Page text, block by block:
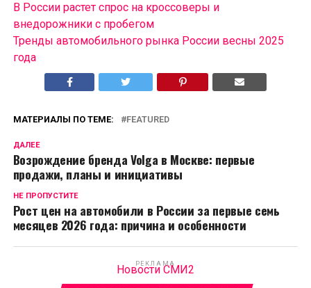
В России растет спрос на кроссоверы и
внедорожники с пробегом
Тренды автомобильного рынка России весны 2025
года
МАТЕРИАЛЫ ПО ТЕМЕ: FEATURED
ДАЛЕЕ
Возрождение бренда Volga в Москве: первые
продажи, планы и инициативы
НЕ ПРОПУСТИТЕ
Рост цен на автомобили в России за первые семь
месяцев 2026 года: причина и особенности
РЕКЛАМА
Новости СМИ2